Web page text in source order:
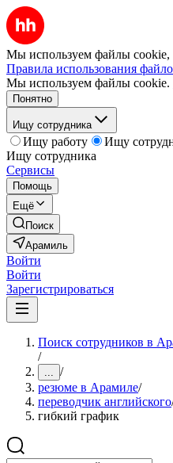
Мы используем файлы cookie,
Правила использования
Мы используем файлы cookie.
Понятно
Ищу сотрудника
Ищу работу
Ищу
Ищу сотрудника
Сервисы
Помощь
Ещё
Поиск
Арамиль
Войти
Войти
Зарегистрироваться
Поиск сотрудников в
/
... /
резюме в Арамиле/
переводчик английского
гибкий график